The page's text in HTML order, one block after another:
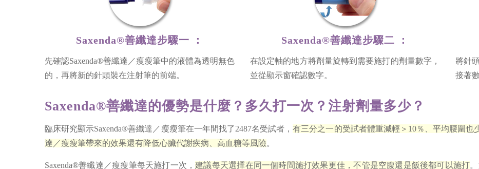
Saxenda®善纖達步驟一 ：
先確認Saxenda®善纖達／瘦瘦筆中的液體為透明無色
的，再將新的針頭裝在注射筆的前端。
Saxenda®善纖達步驟二 ：
在設定軸的地方將劑量旋轉到需要施打的劑量數字，
並從顯示窗確認數字。
將針
接著
Saxenda®善纖達的優勢是什麼？多久打一次？注射劑量多少？
臨床研究顯示Saxenda®善纖達／瘦瘦筆在一年間找了2487名受試者，有三分之一的受試者體重減輕＞10％、平均腰圍也
達／瘦瘦筆帶來的效果還有降低心臟代謝疾病、高血糖等風險。
Saxenda®善纖達／瘦瘦筆每天施打一次，建議每天選擇在同一個時間施打效果更佳，不管是空腹還是飯後都可以施打